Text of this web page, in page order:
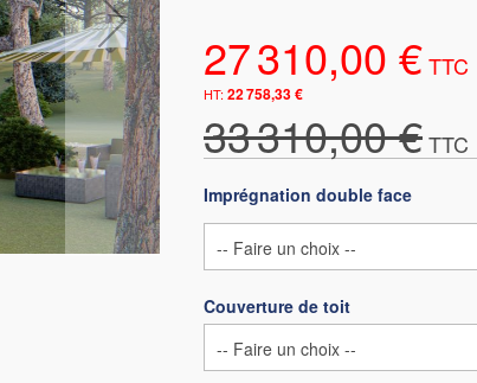
27 310,00 €
22 758,33 €
33 310,00 €
Imprégnation double face
Couverture de toit